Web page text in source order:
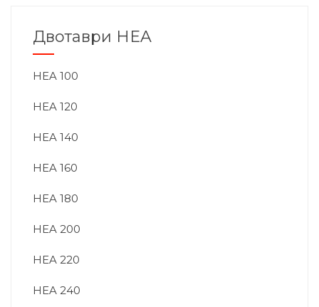
Двотаври HEA
HEA 100
HEA 120
HEA 140
HEA 160
HEA 180
HEA 200
HEA 220
HEA 240